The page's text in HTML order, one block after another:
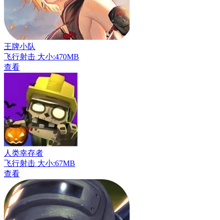
王牌小队
飞行射击 大小:470MB
查看
人类幸存者
飞行射击 大小:67MB
查看